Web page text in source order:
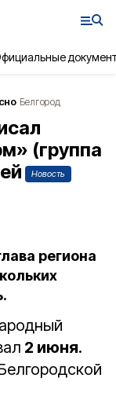
Белгород
(группа
Новость
региона
2 июня.